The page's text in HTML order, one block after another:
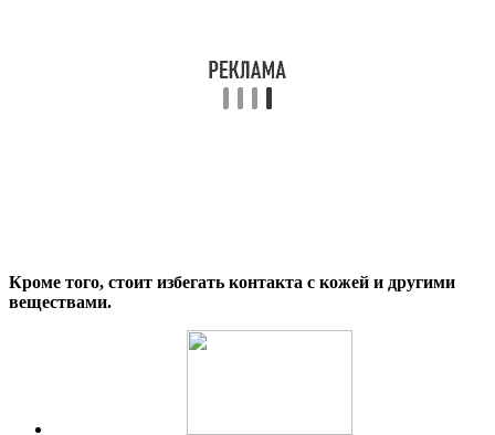
Кроме того, стоит избегать контакта с кожей и другими
веществами.